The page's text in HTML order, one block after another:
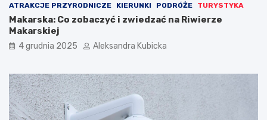
ATRAKCJE PRZYRODNICZE KIERUNKI PODRÓŻE TURYSTYKA
Makarska: Co zobaczyć i zwiedzać na Riwierze
Makarskiej
4 grudnia 2025 Aleksandra Kubicka